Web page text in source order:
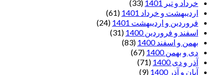
خرداد و تیر 1401
(33)
اردیبهشت و خرداد 1401
(61)
فروردین و اردیبهشت 1401
(24)
اسفند و فروردین 1400
(31)
بهمن و اسفند 1400
(83)
دی و بهمن 1400
(67)
آذر و دی 1400
(71)
آبان و آذر 1400
(9)